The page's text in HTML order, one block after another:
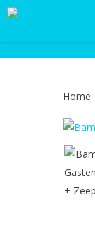
Skip
Home